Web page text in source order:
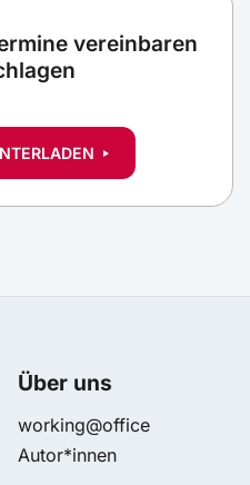
vereinbaren
Über uns
working@office
Autor*innen